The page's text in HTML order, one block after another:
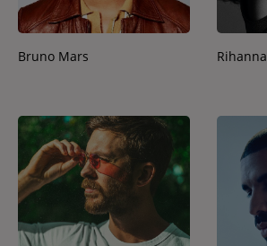
Cultur'Ciné - Jean Meurice
Contact
Contact
Bruno Mars Rihanna